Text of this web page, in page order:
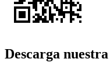
Descarga